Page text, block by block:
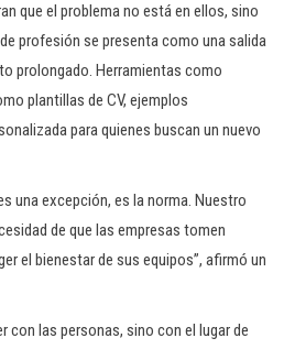
que el problema no está en ellos, sino
profesión se presenta como una salida
prolongado. Herramientas como
plantillas de CV, ejemplos
para quienes buscan un nuevo
una excepción, es la norma. Nuestro
de que las empresas tomen
el bienestar de sus equipos”, afirmó un
con las personas, sino con el lugar de